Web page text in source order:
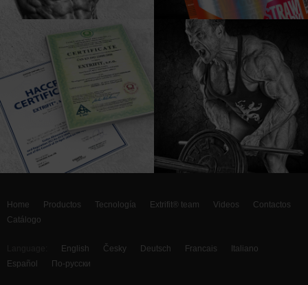
Home Productos Tecnología Extrifit® team Videos
Contactos
Catálogo
English Česky Deutsch Francais
Italiano
Español
По-русски